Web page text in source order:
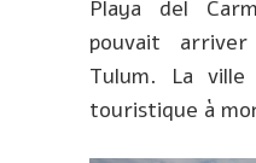
Playa del
pouvait
Tulum. La
touristique à